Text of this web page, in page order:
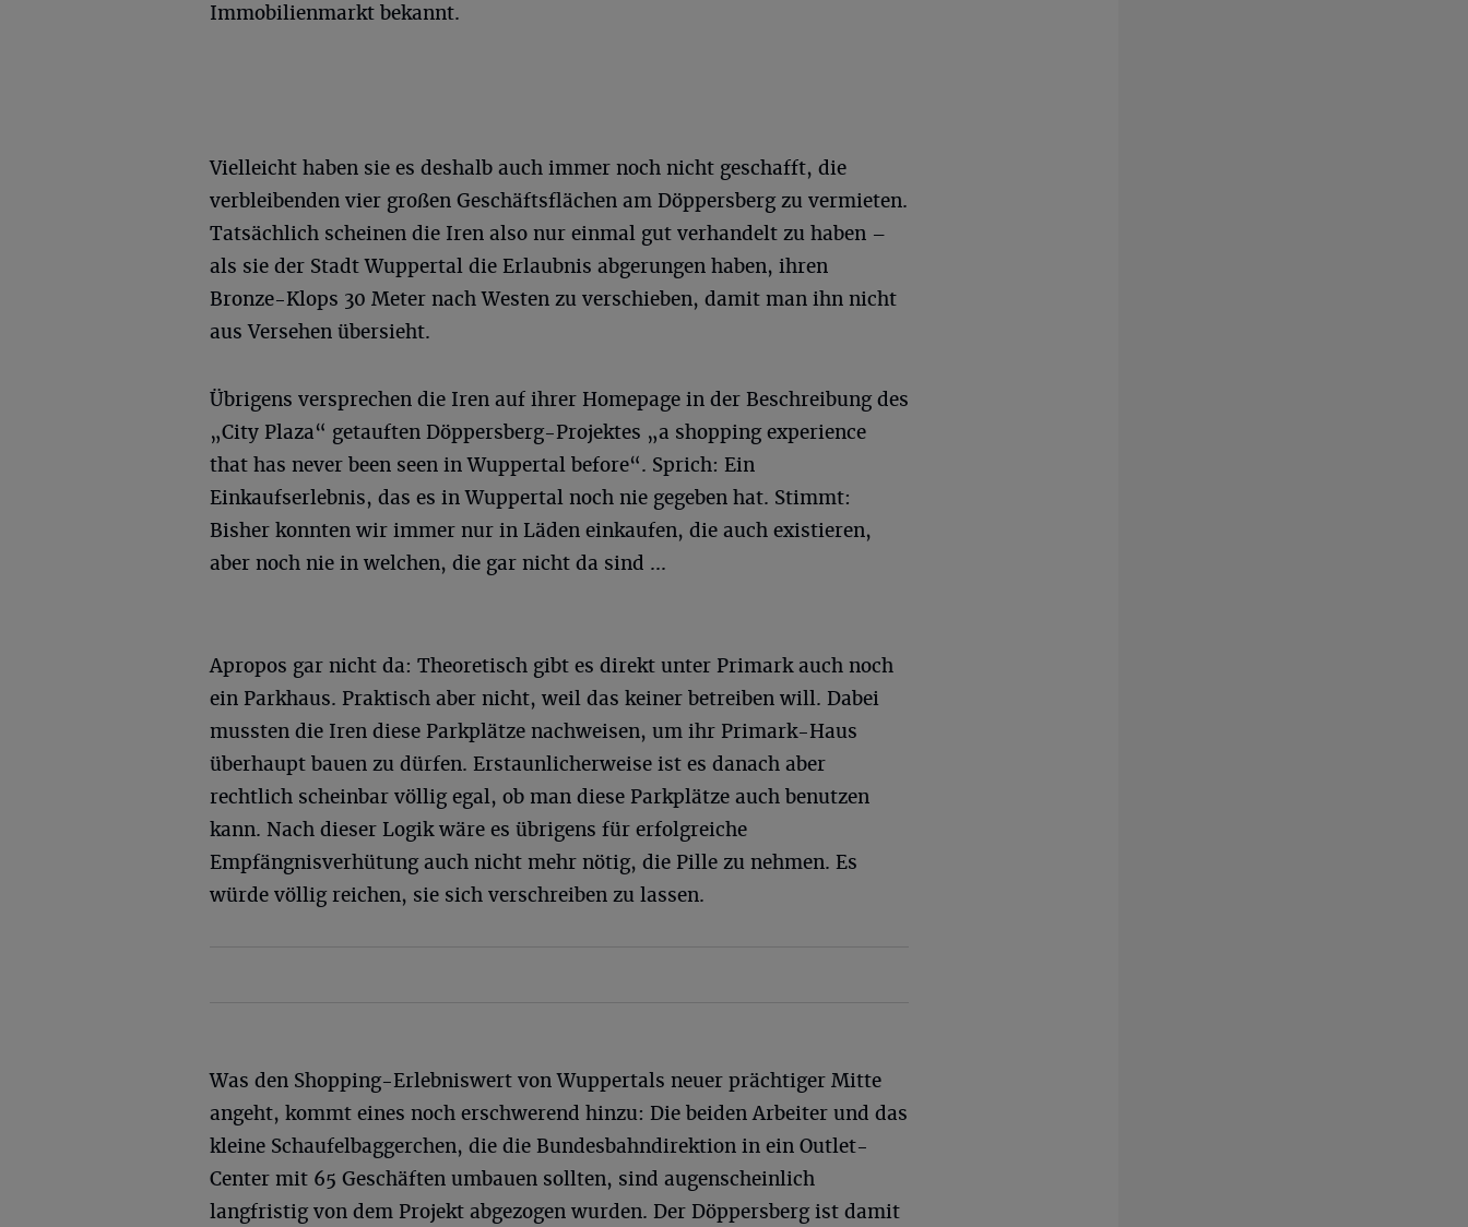
Immobilienmarkt bekannt.
Vielleicht haben sie es deshalb auch immer noch nicht geschafft, die
verbleibenden vier großen Geschäftsflächen am Döppersberg zu vermieten.
Tatsächlich scheinen die Iren also nur einmal gut verhandelt zu haben –
als sie der Stadt Wuppertal die Erlaubnis abgerungen haben, ihren
Bronze-Klops 30 Meter nach Westen zu verschieben, damit man ihn nicht
aus Versehen übersieht.
Übrigens versprechen die Iren auf ihrer Homepage in der Beschreibung des
„City Plaza“ getauften Döppersberg-Projektes „a shopping experience
that has never been seen in Wuppertal before“. Sprich: Ein
Einkaufserlebnis, das es in Wuppertal noch nie gegeben hat. Stimmt:
Bisher konnten wir immer nur in Läden einkaufen, die auch existieren,
aber noch nie in welchen, die gar nicht da sind ...
Apropos gar nicht da: Theoretisch gibt es direkt unter Primark auch noch
ein Parkhaus. Praktisch aber nicht, weil das keiner betreiben will. Dabei
mussten die Iren diese Parkplätze nachweisen, um ihr Primark-Haus
überhaupt bauen zu dürfen. Erstaunlicherweise ist es danach aber
rechtlich scheinbar völlig egal, ob man diese Parkplätze auch benutzen
kann. Nach dieser Logik wäre es übrigens für erfolgreiche
Empfängnisverhütung auch nicht mehr nötig, die Pille zu nehmen. Es
würde völlig reichen, sie sich verschreiben zu lassen.
Was den Shopping-Erlebniswert von Wuppertals neuer prächtiger Mitte
angeht, kommt eines noch erschwerend hinzu: Die beiden Arbeiter und das
kleine Schaufelbaggerchen, die die Bundesbahndirektion in ein Outlet-
Center mit 65 Geschäften umbauen sollten, sind augenscheinlich
langfristig von dem Projekt abgezogen wurden. Der Döppersberg ist damit